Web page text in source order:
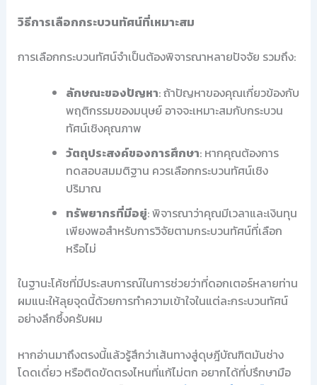
วิธีการเลือกกระบวนทัศน์ที่เหมาะสม
การเลือกกระบวนทัศน์จำเป็นต้องพิจารณาหลายปัจจัย รวมถึง:
ลักษณะของปัญหา: ถ้าปัญหาของคุณเกี่ยวข้องกับ
พฤติกรรมของมนุษย์ อาจจะเหมาะสมกับกระบวน
ทัศน์เชิงคุณภาพ
วัตถุประสงค์ของการศึกษา: หากคุณต้องการ
ทดสอบสมมติฐาน ควรเลือกกระบวนทัศน์เชิง
ปริมาณ
ทรัพยากรที่มีอยู่: พิจารณาว่าคุณมีเวลาและเงินทุน
เพียงพอสำหรับการวิจัยตามกระบวนทัศน์ที่เลือก
หรือไม่
ในฐานะโค้ชที่มีประสบการณ์ในการช่วยว่าที่ดอกเตอร์หลายท่าน
ผมแนะให้ลุยจุดนี้ด้วยการทำความเข้าใจในแต่ละกระบวนทัศน์
อย่างลึกซึ้งครับผม
หากอ่านมาถึงตรงนี้แล้วรู้สึกว่าเส้นทางสู่ดุษฎีบัณฑิตมันช่าง
โดดเดี่ยว หรือติดขัดตรงไหนที่แก้ไม่ตก อยากได้ที่ปรึกษามือ